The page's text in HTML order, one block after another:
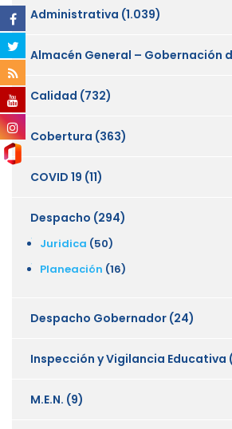
Administrativa (1.039)
Almacén General – Gobernación
Calidad (732)
Cobertura (363)
COVID 19 (11)
Despacho (294)
Juridica (50)
Planeación (16)
Despacho Gobernador (24)
Inspección y Vigilancia Educativa
M.E.N. (9)